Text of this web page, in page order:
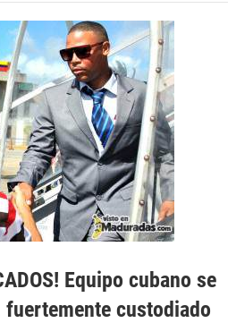
Equipo cubano se
custodiado